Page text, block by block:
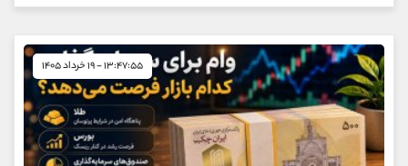
۱۳:۴۷:۵۵ - ۱۹ خرداد ۱۴۰۵